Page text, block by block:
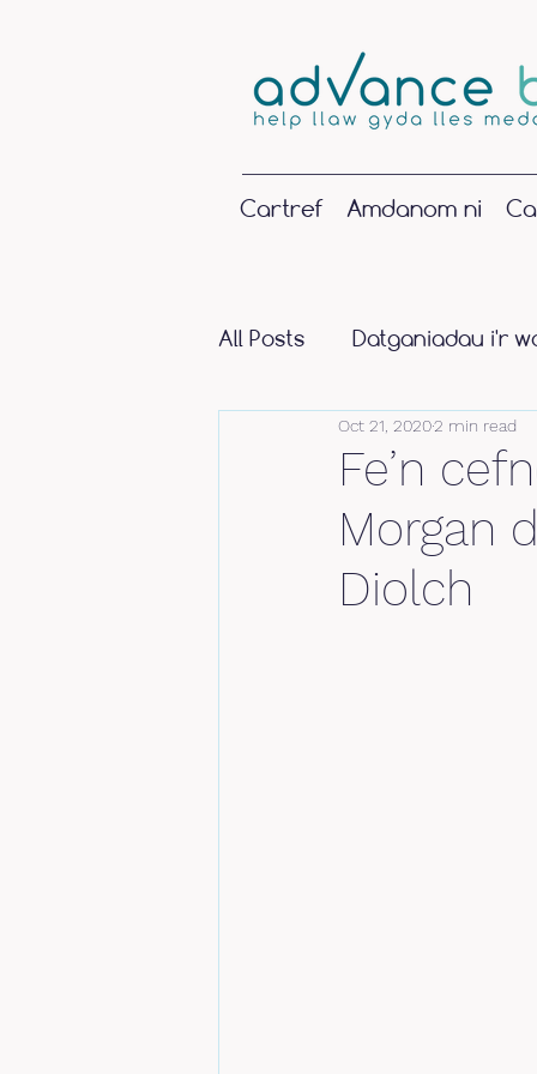
Cartref Amdanom ni
All Posts Datganiadau i'r
Fe’n
Morgan
Diolch
Oct 21, 20202 min read